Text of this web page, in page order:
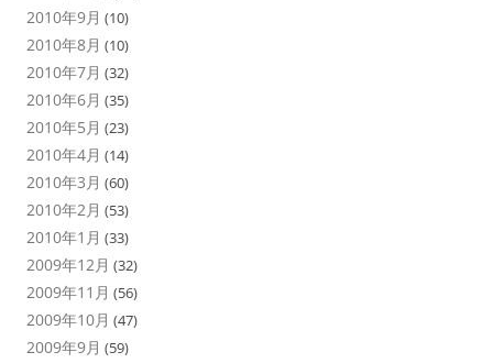
2010年9月 (10)
2010年8月 (10)
2010年7月 (32)
2010年6月 (35)
2010年5月 (23)
2010年4月 (14)
2010年3月 (60)
2010年2月 (53)
2010年1月 (33)
2009年12月 (32)
2009年11月 (56)
2009年10月 (47)
2009年9月 (59)